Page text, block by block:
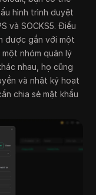
hình trình duyệt
và SOCKS5. Điều
được gắn với một
nhóm quản lý
nhau, họ cũng
và nhật ký hoạt
chia sẻ mật khẩu